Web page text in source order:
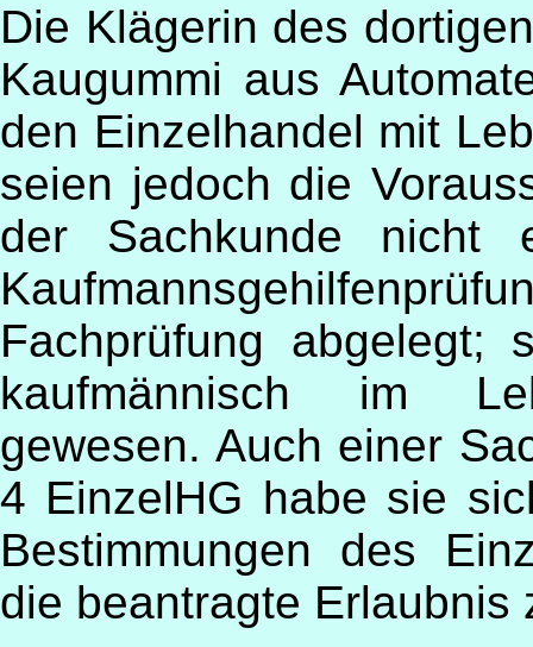
Die Klägerin des
Kaugummi aus
den Einzelhandel mit
seien jedoch die
der Sachkunde nicht
Fachprüfung
kaufmännisch im
gewesen. Auch einer
4 EinzelHG habe sie
Bestimmungen des
die beantragte Erlaubnis